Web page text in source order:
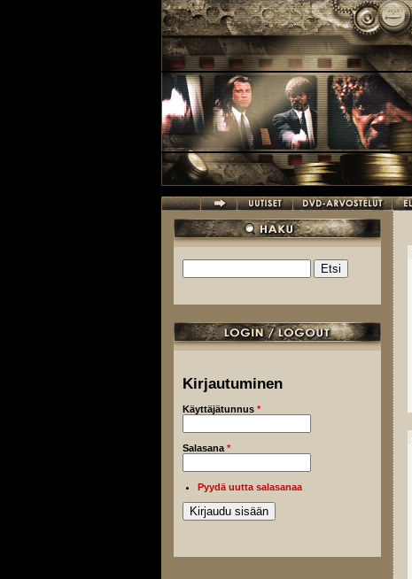
Hakulomake
Kirjautuminen
Käyttäjätunnus *
Salasana *
Pyydä uutta salasanaa